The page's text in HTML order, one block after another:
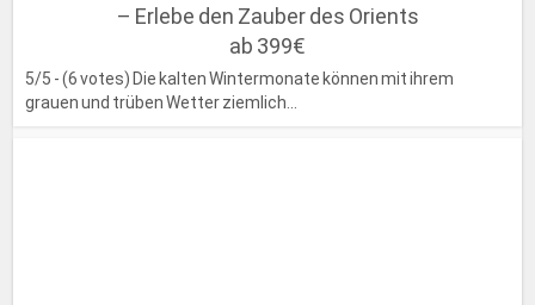
– Erlebe den Zauber des Orients
ab 399€
5/5 - (6 votes) Die kalten Wintermonate können mit ihrem
grauen und trüben Wetter ziemlich...